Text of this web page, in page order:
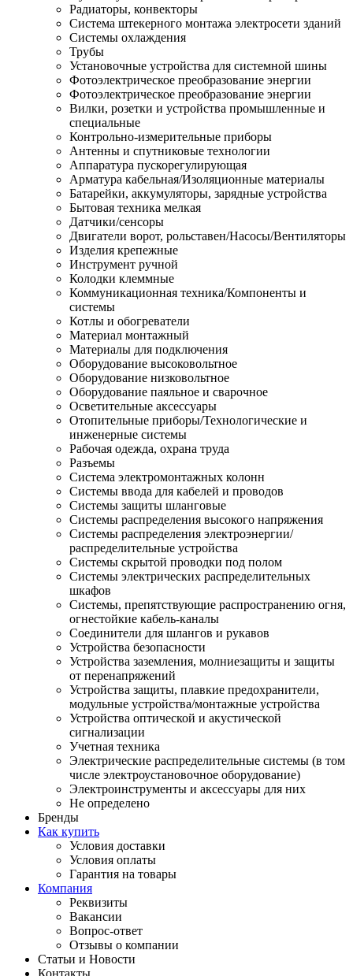
Радиаторы, конвекторы
Система штекерного монтажа электросети зданий
Системы охлаждения
Трубы
Установочные устройства для системной шины
Фотоэлектрическое преобразование энергии
Фотоэлектрическое преобразование энергии
Вилки, розетки и устройства промышленные и
специальные
Контрольно-измерительные приборы
Антенны и спутниковые технологии
Аппаратура пускорегулирующая
Арматура кабельная/Изоляционные материалы
Батарейки, аккумуляторы, зарядные устройства
Бытовая техника мелкая
Датчики/сенсоры
Двигатели ворот, рольставен/Насосы/Вентиляторы
Изделия крепежные
Инструмент ручной
Колодки клеммные
Коммуникационная техника/Компоненты и
системы
Котлы и обогреватели
Материал монтажный
Материалы для подключения
Оборудование высоковольтное
Оборудование низковольтное
Оборудование паяльное и сварочное
Осветительные аксессуары
Отопительные приборы/Технологические и
инженерные системы
Рабочая одежда, охрана труда
Разъемы
Система электромонтажных колонн
Системы ввода для кабелей и проводов
Системы защиты шланговые
Системы распределения высокого напряжения
Системы распределения электроэнергии/
распределительные устройства
Системы скрытой проводки под полом
Системы электрических распределительных
шкафов
Системы, препятствующие распространению огня,
огнестойкие кабель-каналы
Соединители для шлангов и рукавов
Устройства безопасности
Устройства заземления, молниезащиты и защиты
от перенапряжений
Устройства защиты, плавкие предохранители,
модульные устройства/монтажные устройства
Устройства оптической и акустической
сигнализации
Учетная техника
Электрические распределительные системы (в том
числе электроустановочное оборудование)
Электроинструменты и аксессуары для них
Не определено
Бренды
Как купить
Условия доставки
Условия оплаты
Гарантия на товары
Компания
Реквизиты
Вакансии
Вопрос-ответ
Отзывы о компании
Статьи и Новости
Контакты